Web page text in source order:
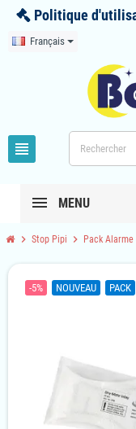
Politique
Français
view_headline
MENU
chevron_right Stop Pipi chevron_right Pack
-5% NOUVEAU PACK